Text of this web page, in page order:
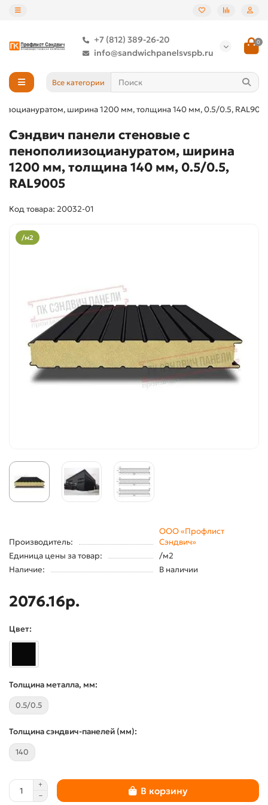
+7 (812) 389-26-20
info@sandwichpanelsvspb.ru
0
Все категории
ширина 1200 мм, толщина 140 мм, 0.5/0.5,
Сэндвич панели стеновые с
пенополиизоциануратом, ширина
1200 мм, толщина 140 мм, 0.5/0.5,
RAL9005
Код товара: 20032-01
/м2
Производитель:
ООО «Профлист
Сэндвич»
Единица цены за товар:
/м2
Наличие:
В наличии
2076.16р.
Цвет:
Толщина металла, мм:
0.5/0.5
Толщина сэндвич-панелей (мм):
140
В корзину